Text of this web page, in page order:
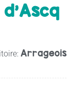
d'Ascq
Arrageois